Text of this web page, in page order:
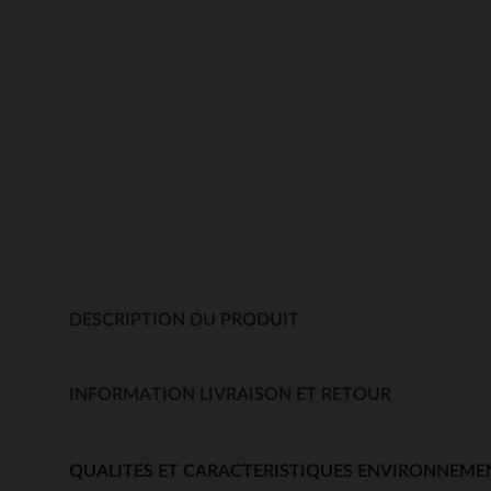
DESCRIPTION DU PRODUIT
INFORMATION LIVRAISON ET RETOUR
QUALITES ET CARACTERISTIQUES